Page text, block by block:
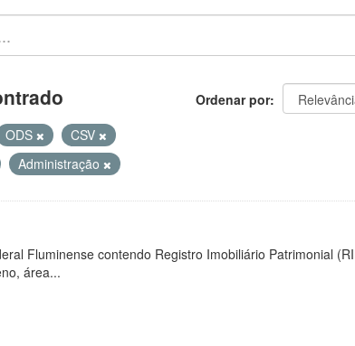
Ordenar por
ODS
CSV
Administração
Fluminense contendo Registro Imobiliário Patrimonial
área...